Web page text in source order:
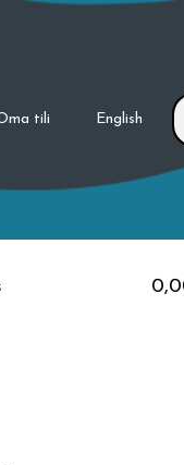
tili English